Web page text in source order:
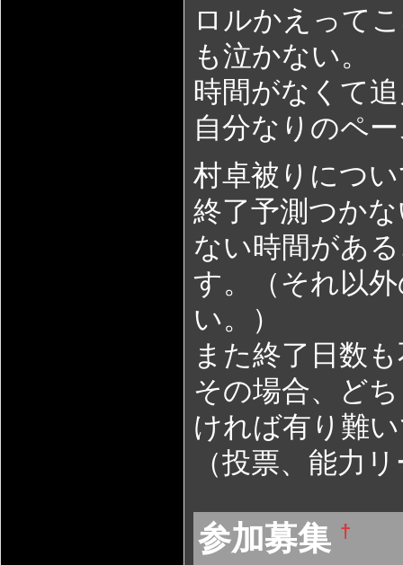
ロルかえって
も泣かない。
時間がなくて
自分なりのペ
村卓被りにつ
終了予測つか
ない時間があ
す。（それ以
い。）
また終了日数
その場合、ど
ければ有り難
（投票、能力
参加募集 †